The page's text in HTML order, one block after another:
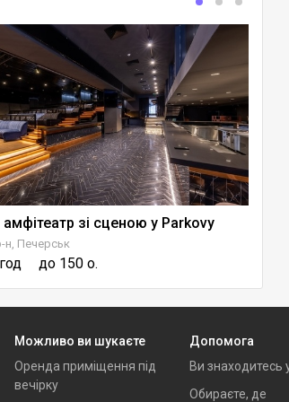
зі сценою у Parkovy
н, Печерськ
до 150 о.
Можливо ви шукаєте
Оренда приміщення під
вечірку
Допомога
Ви знаходитесь
Обираєте, де